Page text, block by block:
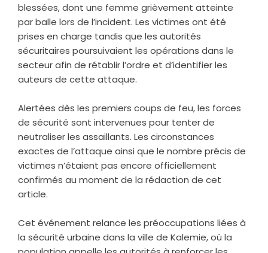
blessées, dont une femme grièvement atteinte
par balle lors de l’incident. Les victimes ont été
prises en charge tandis que les autorités
sécuritaires poursuivaient les opérations dans le
secteur afin de rétablir l’ordre et d’identifier les
auteurs de cette attaque.
‎Alertées dès les premiers coups de feu, les forces
de sécurité sont intervenues pour tenter de
neutraliser les assaillants. Les circonstances
exactes de l’attaque ainsi que le nombre précis de
victimes n’étaient pas encore officiellement
confirmés au moment de la rédaction de cet
article.
‎Cet événement relance les préoccupations liées à
la sécurité urbaine dans la ville de Kalemie, où la